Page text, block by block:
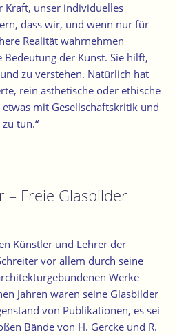
Kraft, unser individuelles
dass wir, und wenn nur für
Realität wahrnehmen
der Kunst. Sie hilft,
zu verstehen. Natürlich hat
rein ästhetische oder ethische
mit Gesellschaftskritik und
tun.“
– Freie Glasbilder
Künstler und Lehrer der
vor allem durch seine
Werke
Jahren waren seine Glasbilder
von Publikationen, es sei
Bände von H. Gercke und R.